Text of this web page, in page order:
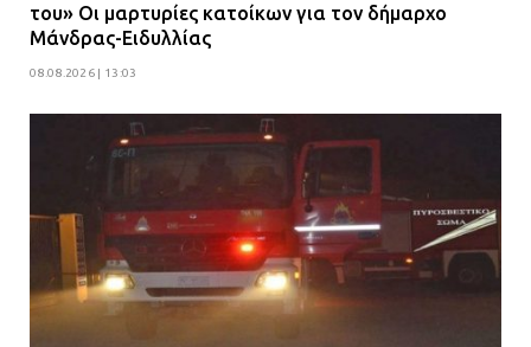
του» Οι μαρτυρίες κατοίκων για τον δήμαρχο
Μάνδρας-Ειδυλλίας
08.08.2026 | 13:03